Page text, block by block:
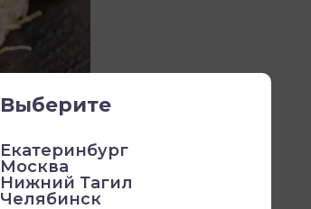
Выберите
Екатеринбург
Москва
Нижний Тагил
Челябинск